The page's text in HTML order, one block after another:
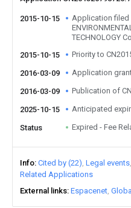
2015-10-15
Application filed
TECHNOLOGY
2015-10-15
Priority to
2016-03-09 Application
2016-03-09 Publication of
2025-10-15 Anticipated
Status Expired - Fee
Info Cited by (22) Legal events
Related Applications
External links Espacenet